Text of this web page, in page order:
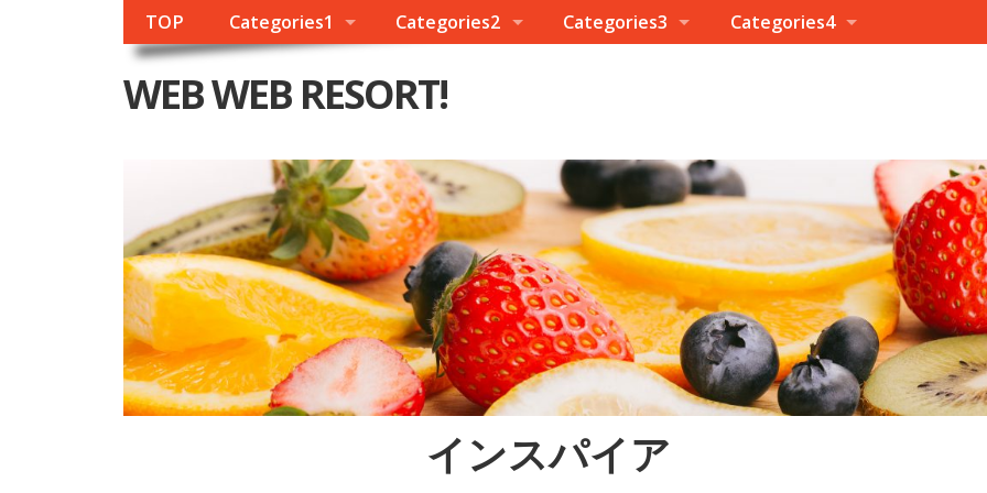
TOP Categories1 Categories2 Categories3 Categories4
WEB WEB RESORT!
インスパイア